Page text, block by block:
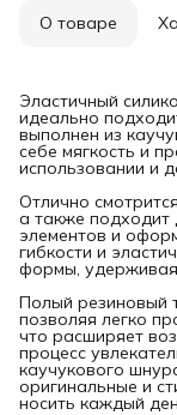
О товаре
Эластичный
идеально
выполнен из
себе мягкость и
использовании и
Отлично
а также подходит
элементов и
гибкости и
формы, удерживая
Полый резиновый
позволяя легко
что расширяет
процесс
каучукового
оригинальные и
носить каждый